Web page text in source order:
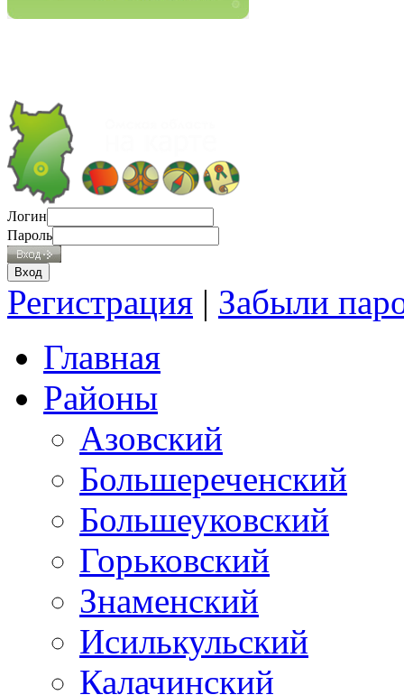
Логин
Пароль
Регистрация | Забыли
Главная
Районы
Азовский
Большереченский
Большеуковский
Горьковский
Знаменский
Исилькульский
Калачинский